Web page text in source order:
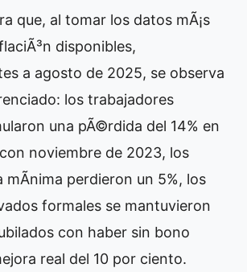
que, al tomar los datos mÃ¡s
disponibles,
a agosto de 2025, se observa
los trabajadores
una pÃ©rdida del 14% en
noviembre de 2023, los
mÃ­nima perdieron un 5%, los
formales se mantuvieron
con haber sin bono
real del 10 por ciento.